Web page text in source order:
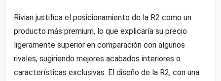
Rivian justifica el posicionamiento de la R2 como un
producto más premium, lo que explicaría su precio
ligeramente superior en comparación con algunos
rivales, sugiriendo mejores acabados interiores o
características exclusivas. El diseño de la R2, con una